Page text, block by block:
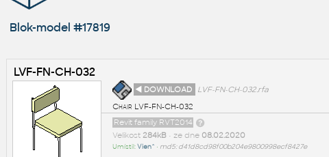
Blok-model #17819
LVF-FN-CH-032
◄ DOWNLOAD
LVF-FN-CH-032.rfa
Chair LVF-FN-CH-032
Revit family RVT2014
Velikost 284kB• ze dne 08.02.2020
Umístil:Vien^ • md5: d41d8cd98f00b204e9800998ecf8427e